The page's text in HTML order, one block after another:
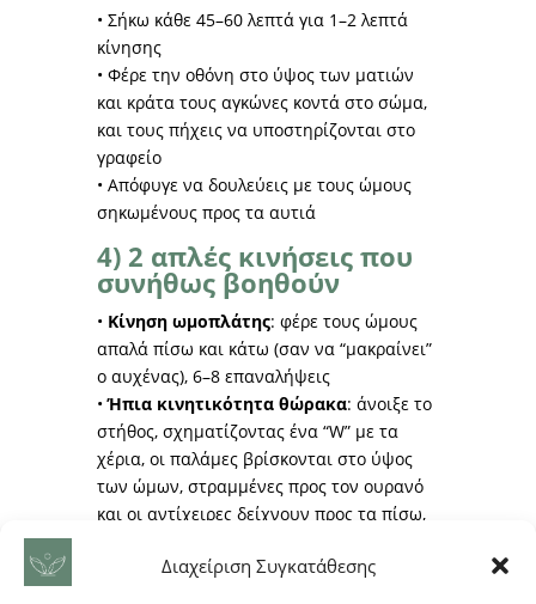
Διαχείριση Συγκατάθεσης
• Σήκω κάθε 45–60 λεπτά για 1–2 λεπτά
κίνησης
• Φέρε την οθόνη στο ύψος των ματιών
και κράτα τους αγκώνες κοντά στο σώμα,
και τους πήχεις να υποστηρίζονται στο
γραφείο
• Απόφυγε να δουλεύεις με τους ώμους
σηκωμένους προς τα αυτιά
4) 2 απλές κινήσεις που
συνήθως βοηθούν
• Κίνηση ωμοπλάτης: φέρε τους ώμους
απαλά πίσω και κάτω (σαν να “μακραίνει”
ο αυχένας), 6–8 επαναλήψεις
•Ήπια κινητικότητα θώρακα: άνοιξε το
στήθος, σχηματίζοντας ένα “W” με τα
χέρια, οι παλάμες βρίσκονται στο ύψος
των ώμων, στραμμένες προς τον ουρανό
και οι αντίχειρες δείχνουν προς τα πίσω,
5) Τι να αποφύγεις για